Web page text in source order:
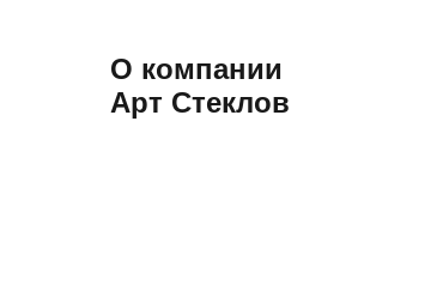
О компании
Арт Стеклов